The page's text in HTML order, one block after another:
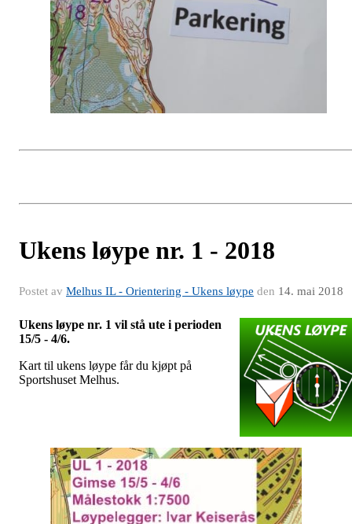
Ukens løype nr. 1 - 2018
Postet av Melhus IL - Orientering - Ukens løype den 14. mai 2018
Ukens løype nr. 1 vil stå ute i perioden
15/5 - 4/6.
Kart til ukens løype får du kjøpt på
Sportshuset Melhus.